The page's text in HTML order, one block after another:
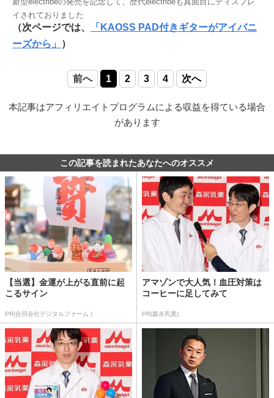
イされておりました
（次ページでは、
「KAOSS PAD付きギターがアイバニ
ーズから」
）
前へ 1 2 3 4 次へ
本記事はアフィリエイトプログラムによる収益を得ている場合
があります
この記事を読まれたあなたへのオススメ
【当選】金運が上がる直前に起
こるサイン
PR(合同会社デジタルファーム )
アマゾンで大人気！血圧対策は
コーヒーに足してみて
PR(森永乳業)